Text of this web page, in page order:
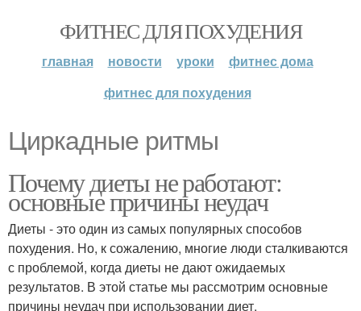
ФИТНЕС ДЛЯ ПОХУДЕНИЯ
главная новости уроки
фитнес дома
фитнес для похудения
Циркадные ритмы
Почему диеты не работают:
основные причины неудач
Диеты - это один из самых популярных способов
похудения. Но, к сожалению, многие люди сталкиваются
с проблемой, когда диеты не дают ожидаемых
результатов. В этой статье мы рассмотрим основные
причины неудач при использовании диет.